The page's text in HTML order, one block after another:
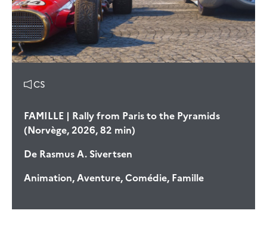
CS
FAMILLE | Rally from Paris to the Pyramids
(Norvège, 2026, 82 min)
De Rasmus A. Sivertsen
Animation, Aventure, Comédie, Famille